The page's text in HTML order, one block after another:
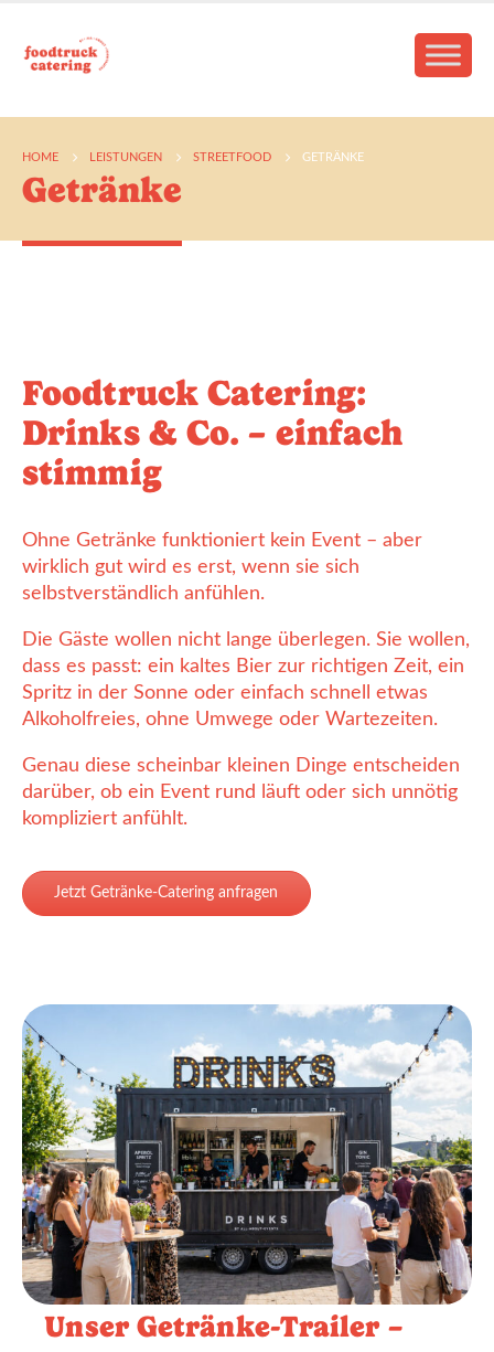
HOME LEISTUNGEN STREETFOOD GETRÄNKE
Getränke
Foodtruck Catering:
Drinks & Co. – einfach
stimmig
Ohne Getränke funktioniert kein Event – aber
wirklich gut wird es erst, wenn sie sich
selbstverständlich anfühlen.
Die Gäste wollen nicht lange überlegen. Sie wollen,
dass es passt: ein kaltes Bier zur richtigen Zeit, ein
Spritz in der Sonne oder einfach schnell etwas
Alkoholfreies, ohne Umwege oder Wartezeiten.
Genau diese scheinbar kleinen Dinge entscheiden
darüber, ob ein Event rund läuft oder sich unnötig
kompliziert anfühlt.
Jetzt Getränke-Catering anfragen
Unser Getränke-Trailer –